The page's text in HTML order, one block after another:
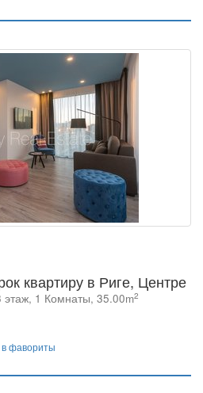
квартиру в Риге, Центре
1 Комнаты, 35.00m2
в фавориты